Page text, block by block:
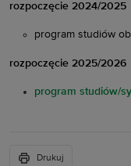
rozpoczęcie 2024/2025
program studiów
rozpoczęcie 2025/2026
program studiów/
Drukuj